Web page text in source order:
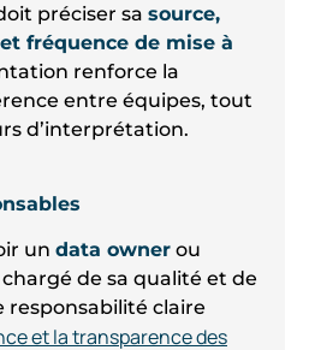
préciser sa source,
fréquence de mise à
renforce la
entre équipes, tout
d’interprétation.
un data owner ou
de sa qualité et de
responsabilité claire
et la transparence des